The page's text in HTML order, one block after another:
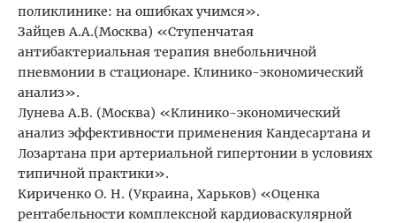
поликлинике: на ошибках учимся».
Зайцев А.А.(Москва) «Ступенчатая
антибактериальная терапия внебольничной
пневмонии в стационаре. Клинико-экономический
анализ».
Лунева А.В. (Москва) «Клинико-экономический
анализ эффективности применения Кандесартана и
Лозартана при артериальной гипертонии в условиях
типичной практики».
Кириченко О. Н. (Украина, Харьков) «Оценка
рентабельности комплексной кардиоваскулярной